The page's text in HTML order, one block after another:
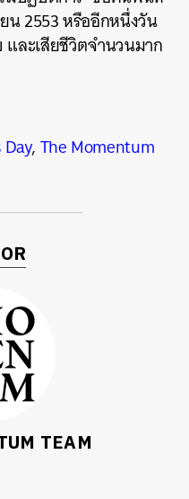
น 2553 หรืออีกหนึ่งวัน
ละเสียชีวิตจำนวนมาก
,The Momentum
TEAM